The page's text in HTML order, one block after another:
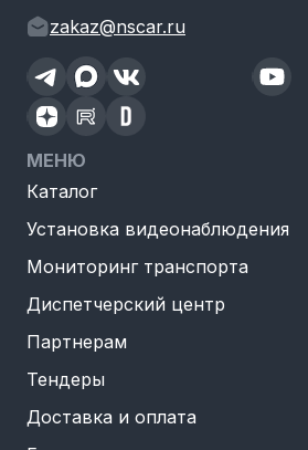
zakaz@nscar.ru
МЕНЮ
Каталог
Установка видеонаблюдения
Мониторинг транспорта
Диспетчерский центр
Партнерам
Тендеры
Доставка и оплата